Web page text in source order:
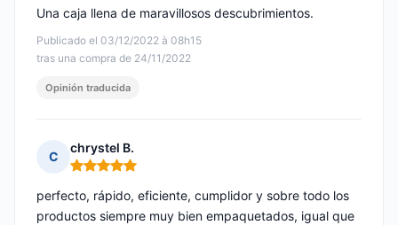
Publicado el 03/12/2022 à 08h15
tras una compra de 24/11/2022
Una caja llena de maravillosos descubrimientos.
Opinión traducida
C
chrystel B.
Nota: 5 de 5
perfecto, rápido, eficiente, cumplidor y sobre todo los
productos siempre muy bien empaquetados, igual que